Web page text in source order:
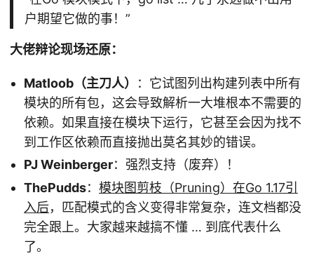
户期望它做的事！”
大佬辩论现场还原：
Matloob（主刀人）
：它试图列出构建列表中所有
模块的所有包，这会导致解析一大堆根本不需要的
依赖。如果直接在模块下运行，它甚至会因为找不
到工作区依赖而直接抛出莫名其妙的错误。
PJ Weinberger：强烈支持（废弃）！
ThePudds： 模块图剪枝（Pruning）在Go 1.17引
入后，匹配模式的含义变得非常复杂，连文档都没
完全跟上。大家越来越搞不懂 … 到底代表什么
了。